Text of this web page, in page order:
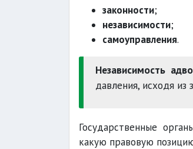
законности;
независимости;
самоуправления.
Независимость
давления, исходя из
Государственные
какую правовую